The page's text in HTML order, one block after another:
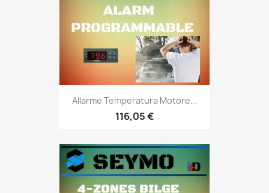
Allarme Temperatura Motore...
116,05 €